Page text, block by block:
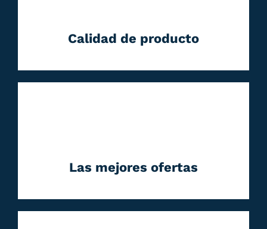
Calidad de producto
Las mejores ofertas